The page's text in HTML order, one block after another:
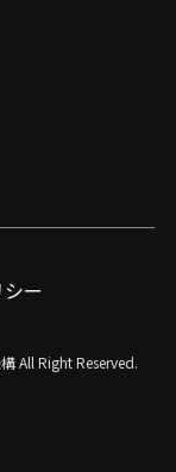
ー
All Right Reserved.